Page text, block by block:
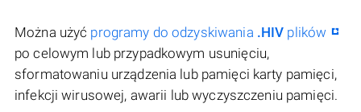
Można użyć programy do odzyskiwania .HIV plików
po celowym lub przypadkowym usunięciu,
sformatowaniu urządzenia lub pamięci karty pamięci,
infekcji wirusowej, awarii lub wyczyszczeniu pamięci.